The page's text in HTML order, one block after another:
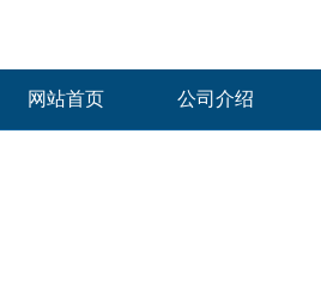
网站首页 公司介绍